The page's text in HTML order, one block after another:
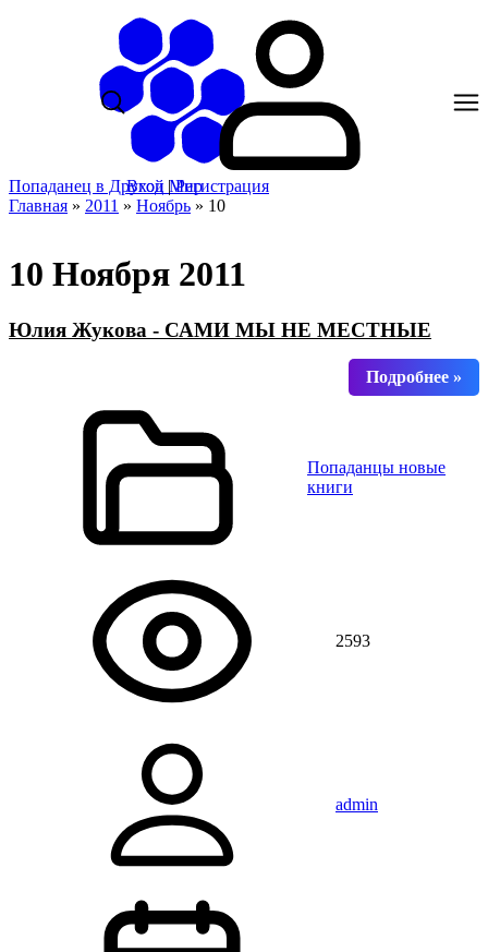
Попаданец в Другой Мир
Вход |Регистрация
Главная » 2011 » Ноябрь » 10
10 Ноября 2011
Юлия Жукова - САМИ МЫ НЕ МЕСТНЫЕ
Попаданцы новые
книги
2593
admin